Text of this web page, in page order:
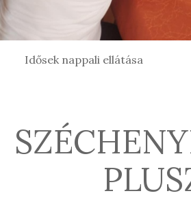
Idősek nappali ellátása